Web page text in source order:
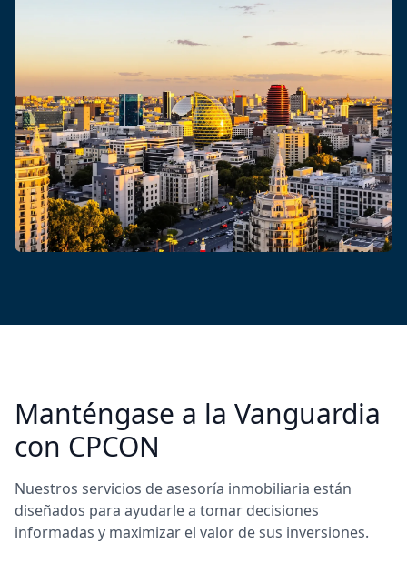
Manténgase a la Vanguardia
con CPCON
Nuestros servicios de asesoría inmobiliaria están
diseñados para ayudarle a tomar decisiones
informadas y maximizar el valor de sus inversiones.